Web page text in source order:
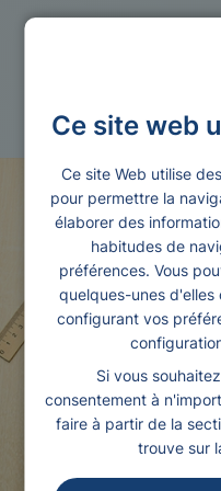
Ce site web
Ce site Web utilise
pour permettre la
élaborer des
habitudes de
préférences. Vous
quelques-unes d'elles
configurant vos
Si vous
consentement à
faire à partir de la
trouve sur